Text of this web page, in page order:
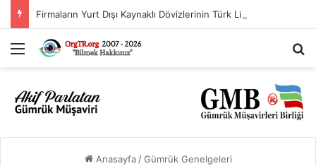
Menü
Anasayfa / Gümrük Genelgeleri